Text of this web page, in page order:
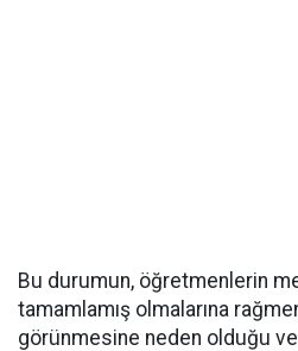
Bu durumun, öğretmenlerin
tamamlamış olmalarına
görünmesine neden olduğu